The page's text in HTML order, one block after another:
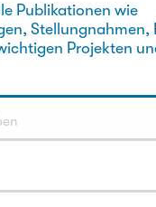
Publikationen wie
Stellungnahmen,
Projekten